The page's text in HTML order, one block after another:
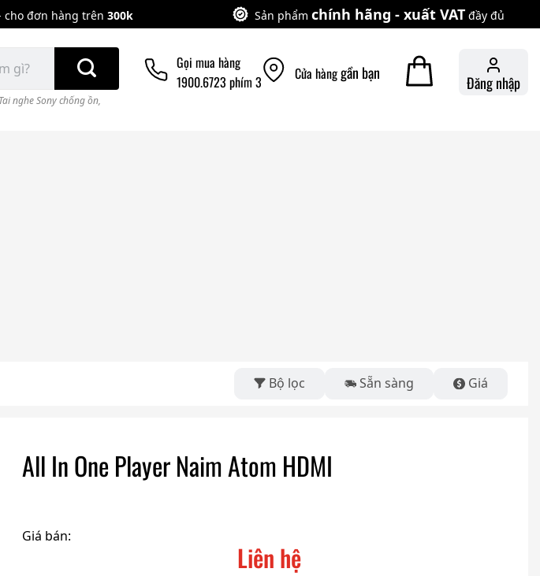
đơn hàng trên 300k Sản phẩm chính hãng - xuất VAT đầy đủ
Tai nghe Sony chống ồn,
Gọi mua hàng
1900.6723 phím 3
Cửa hànggần bạn Đăng nhập
Bộ lọc Sẵn sàng Giá
All In One Player Naim Atom HDMI
Giá bán:
Liên hệ